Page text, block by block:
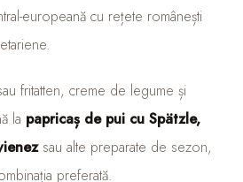
europeană cu rețete românești
fritatten, creme de legume și
la papricaș de pui cu Spätzle,
sau alte preparate de sezon,
preferată.